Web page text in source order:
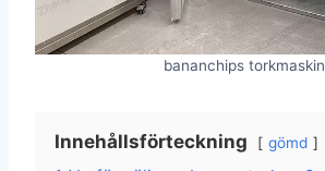
bananchips torkmaskin
Innehållsförteckning gömd